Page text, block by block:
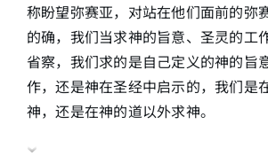
称盼望弥赛亚，对站在他们面前的弥
的确，我们当求神的旨意、圣灵的工
省察，我们求的是自己定义的神的旨
作，还是神在圣经中启示的，我们是
神，还是在神的道以外求神。